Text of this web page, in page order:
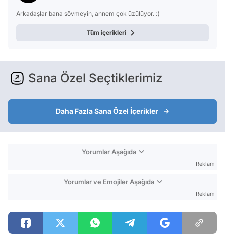
Arkadaşlar bana sövmeyin, annem çok üzülüyor. :(
Tüm içerikleri
Sana Özel Seçtiklerimiz
Daha Fazla Sana Özel İçerikler
Yorumlar Aşağıda
Reklam
Yorumlar ve Emojiler Aşağıda
Reklam